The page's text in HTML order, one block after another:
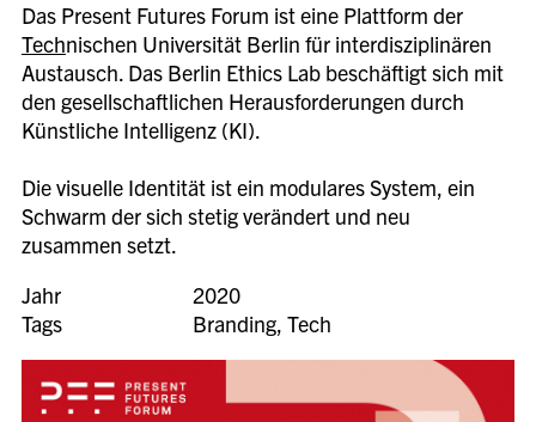
Das Present Futures Forum ist eine Plattform der
Technischen Universität Berlin für interdisziplinären
Austausch. Das Berlin Ethics Lab beschäftigt sich mit
den gesellschaftlichen Herausforderungen durch
Künstliche Intelligenz (KI).
Die visuelle Identität ist ein modulares System, ein
Schwarm der sich stetig verändert und neu
zusammen setzt.
Jahr
2020
Tags
Branding,Tech